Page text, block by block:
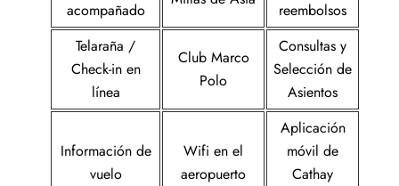
acompañado
reembolsos
Telaraña /
Check-in en
línea
Club Marco
Polo
Consultas y
Selección de
Asientos
Información de
vuelo
Wifi en el
aeropuerto
Aplicación
móvil de
Cathay